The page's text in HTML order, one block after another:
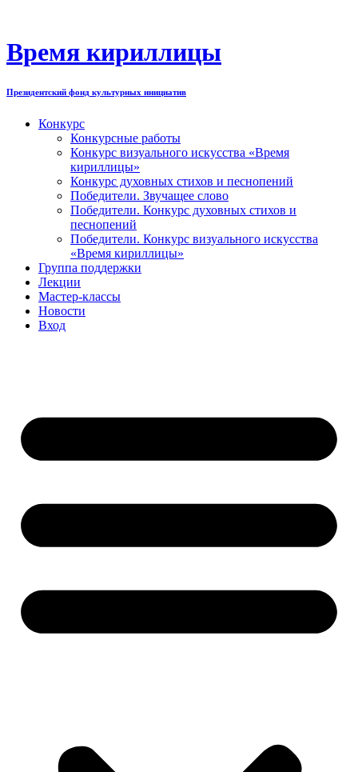
содержимому
Время кириллицы
Президентский фонд культурных инициатив
Конкурс
Конкурсные работы
Конкурс визуального искусства «Время
кириллицы»
Конкурс духовных стихов и песнопений
Победители. Звучащее слово
Победители. Конкурс духовных стихов и
песнопений
Победители. Конкурс визуального искусства
«Время кириллицы»
Группа поддержки
Лекции
Мастер-классы
Новости
Вход